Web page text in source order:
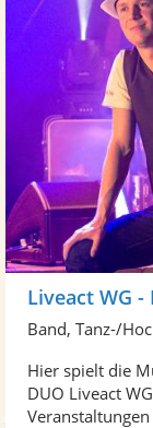
Band, Tanz-/
Hier spielt die
DUO Liveact
Veranstaltungen